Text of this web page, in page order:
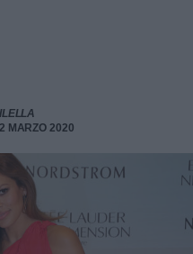
MARZO 2020